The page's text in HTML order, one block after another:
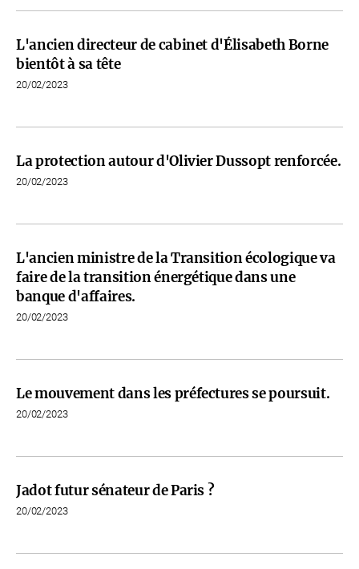
L'ancien directeur de cabinet d'Élisabeth Borne
bientôt à sa tête
20/02/2023
La protection autour d'Olivier Dussopt renforcée.
20/02/2023
L'ancien ministre de la Transition écologique va
faire de la transition énergétique dans une
banque d'affaires.
20/02/2023
Le mouvement dans les préfectures se poursuit.
20/02/2023
Jadot futur sénateur de Paris ?
20/02/2023